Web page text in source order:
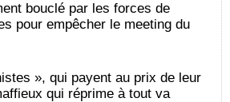
bouclé par les forces de
pour empêcher le meeting du
», qui payent au prix de leur
qui réprime à tout va